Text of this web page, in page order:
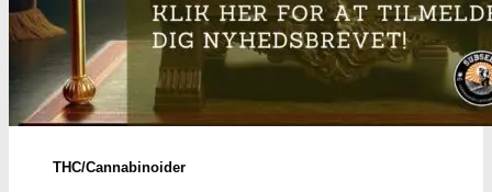
MCPP test
Opiater
Opiater renhedstest
THC/Cannabinoider